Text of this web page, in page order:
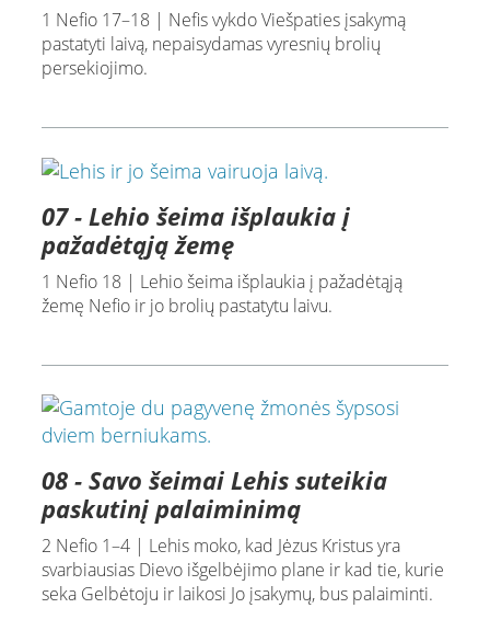
1 Nefio 17–18 | Nefis vykdo Viešpaties įsakymą
pastatyti laivą, nepaisydamas vyresnių brolių
persekiojimo.
07 - Lehio šeima išplaukia į
pažadėtąją žemę
1 Nefio 18 | Lehio šeima išplaukia į pažadėtąją
žemę Nefio ir jo brolių pastatytu laivu.
08 - Savo šeimai Lehis suteikia
paskutinį palaiminimą
2 Nefio 1–4 | Lehis moko, kad Jėzus Kristus yra
svarbiausias Dievo išgelbėjimo plane ir kad tie, kurie
seka Gelbėtoju ir laikosi Jo įsakymų, bus palaiminti.